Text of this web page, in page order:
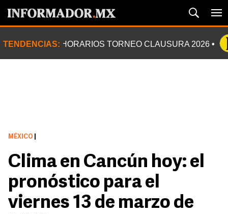
TENDENCIAS: HORARIOS TORNEO CLAUSURA 2026
MÉXICO
Clima en Cancún hoy: el
pronóstico para el
viernes 13 de marzo de